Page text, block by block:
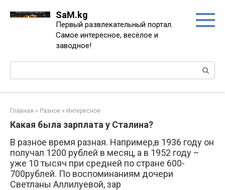
SaM.kg
Первый развлекательный портал.
Самое интересное, весёлое и
заводное!
Поиск:
Главная » Разное » Интересное
Какая была зарплата у Сталина?
В разное время разная. Например,в 1936 году он
получал 1200 рублей в месяц, а в 1952 году –
уже 10 тысяч при средней по стране 600-
700рублей. По воспоминаниям дочери
Светланы Аллилуевой, зар